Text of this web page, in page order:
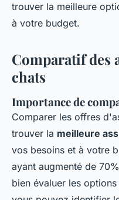
trouver la meilleure
à votre budget.
Comparatif des
chats
Importance de
Comparer les offres
trouver la meilleure
vos besoins et à votre
ayant augmenté de
bien évaluer les